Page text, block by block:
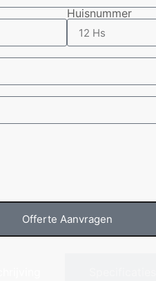
Huisnummer
Offerte Aanvragen